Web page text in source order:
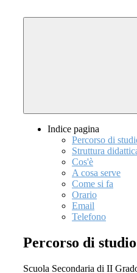
Indice pagina
Percorso di
Struttura
Cos'è
A cosa serve
Come si fa
Orario
Email
Telefono
Percorso di studio
Scuola Secondaria di II